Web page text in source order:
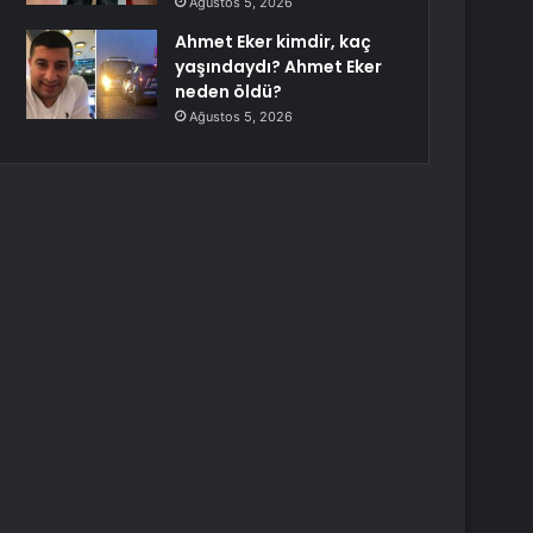
Ahmet Eker kimdir, kaç
yaşındaydı? Ahmet Eker
neden öldü?
Ağustos 5, 2026